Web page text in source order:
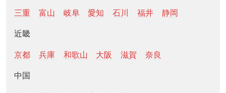
三重 富山 岐阜 愛知 石川 福井 静岡
近畿
京都 兵庫 和歌山 大阪 滋賀 奈良
中国